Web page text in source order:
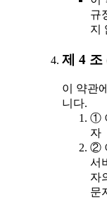
규
지
제 4 조
이 약관
니다.
①
자
②
서
자
문